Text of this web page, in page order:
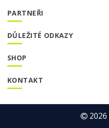
PARTNEŘI
DŮLEŽITÉ ODKAZY
SHOP
KONTAKT
2026